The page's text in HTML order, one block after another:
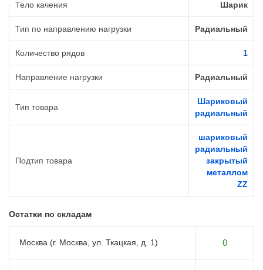
Тело качения Шарик
Тип по направлению нагрузки Радиальный
Количество рядов 1
Направление нагрузки Радиальный
Тип товара
Шариковый
радиальный
Подтип товара
шариковый
радиальный
закрытый
металлом
ZZ
Остатки по складам
Москва (г. Москва, ул. Ткацкая, д. 1) 0